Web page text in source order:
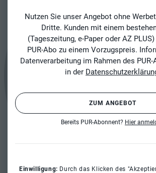
Nutzen Sie unser Angebot ohne
Dritte. Kunden mit einem
(Tageszeitung, e-Paper oder AZ
PUR-Abo zu einem Vorzugspreis.
Datenverarbeitung im Rahmen des
in der
ZUM ANGEBOT
Bereits PUR-Abonnent? Hier
Einwilligung: Durch das Klicken des